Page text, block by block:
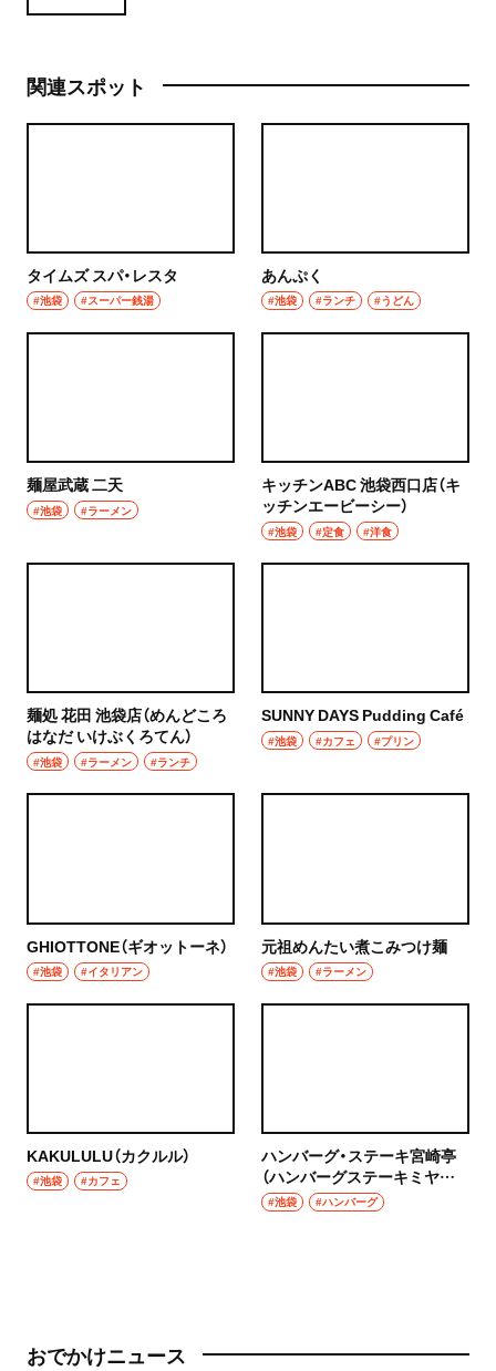
関連スポット
タイムズ スパ・レスタ
#池袋 #スーパー銭湯
あんぷく
#池袋 #ランチ #うどん
麺屋武蔵 二天
#池袋 #ラーメン
キッチンABC 池袋西口店（キ
ッチンエービーシー）
#池袋 #定食 #洋食
麺処 花田 池袋店（めんどころ
はなだ いけぶくろてん）
#池袋 #ラーメン #ランチ
SUNNY DAYS Pudding Café
#池袋 #カフェ #プリン
GHIOTTONE（ギオットーネ）
#池袋 #イタリアン
元祖めんたい煮こみつけ麺
#池袋 #ラーメン
KAKULULU（カクルル）
#池袋 #カフェ
ハンバーグ・ステーキ宮崎亭
（ハンバーグステーキミヤザ
キテイ）
#池袋 #ハンバーグ
おでかけニュース